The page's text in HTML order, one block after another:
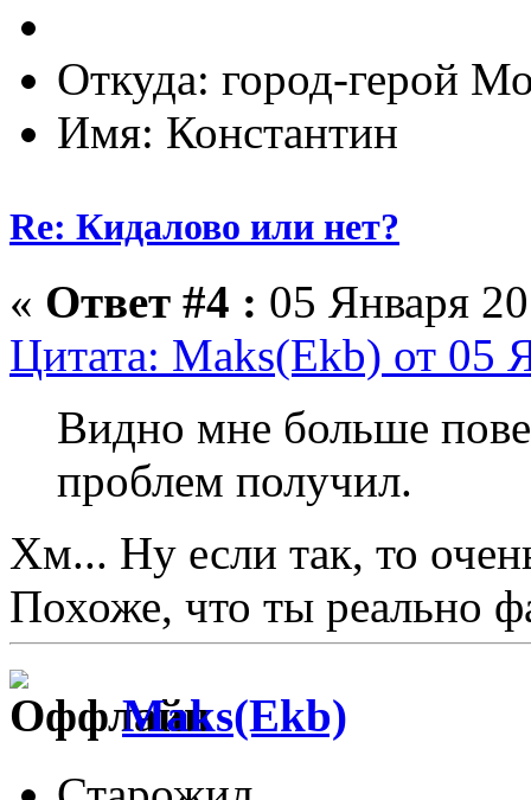
Откуда: город-герой
Имя: Константин
Re: Кидалово или нет?
« Ответ #4 : 05 Января
Цитата: Maks(Ekb) от 05
Видно мне больше
проблем получил.
Хм... Ну если так, то
Похоже, что ты реально
Maks(Ekb)